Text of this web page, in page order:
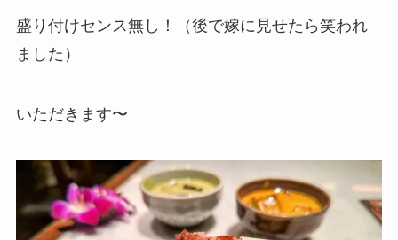
盛り付けセンス無し！（後で嫁に見せたら笑われ
ました）
いただきます〜